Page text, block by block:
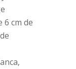
6 cm de